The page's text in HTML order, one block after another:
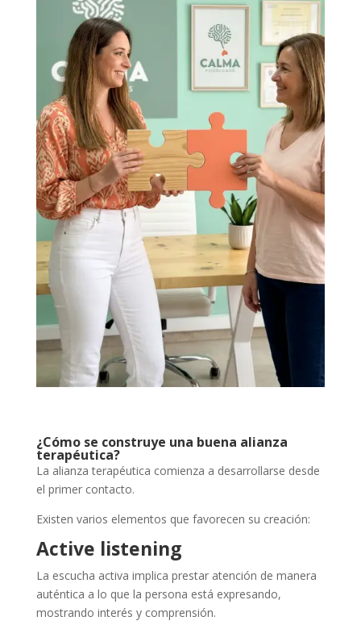
¿Cómo se construye una buena alianza
terapéutica?
La alianza terapéutica comienza a desarrollarse desde
el primer contacto.
Existen varios elementos que favorecen su creación:
Active listening
La escucha activa implica prestar atención de manera
auténtica a lo que la persona está expresando,
mostrando interés y comprensión.